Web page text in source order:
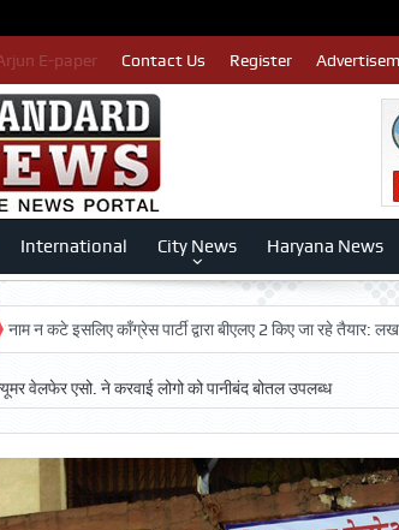
E-paper Contact Us Register
International City News Haryana News
काँग्रेस पार्टी द्वारा बीएलए 2 किए जा रहे तैयार: लखन कुमार
वेलफेर एसो. ने करवाई लोगो को पानीबंद बोतल उपलब्ध